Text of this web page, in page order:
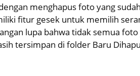
menghapus foto yang
fitur gesek untuk memilih
lupa bahwa tidak semua
tersimpan di folder Baru